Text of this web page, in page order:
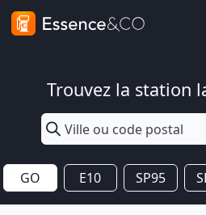
Trouvez la station
GO E10 SP95